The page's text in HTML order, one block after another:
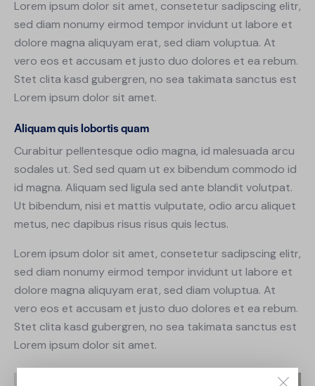
Lorem ipsum dolor sit amet, consetetur sadipscing elitr,
sed diam nonumy eirmod tempor invidunt ut labore et
dolore magna aliquyam erat, sed diam voluptua. At
vero eos et accusam et justo duo dolores et ea rebum.
Stet clita kasd gubergren, no sea takimata sanctus est
Lorem ipsum dolor sit amet.
Aliquam quis lobortis quam
Curabitur pellentesque odio magna, id malesuada arcu
sodales ut. Sed sed quam ut ex bibendum commodo id
id magna. Aliquam sed ligula sed ante blandit volutpat.
Ut bibendum, nisi et mattis vulputate, odio arcu aliquet
metus, nec dapibus risus risus quis lectus.
Lorem ipsum dolor sit amet, consetetur sadipscing elitr,
sed diam nonumy eirmod tempor invidunt ut labore et
dolore magna aliquyam erat, sed diam voluptua. At
vero eos et accusam et justo duo dolores et ea rebum.
Stet clita kasd gubergren, no sea takimata sanctus est
Lorem ipsum dolor sit amet.